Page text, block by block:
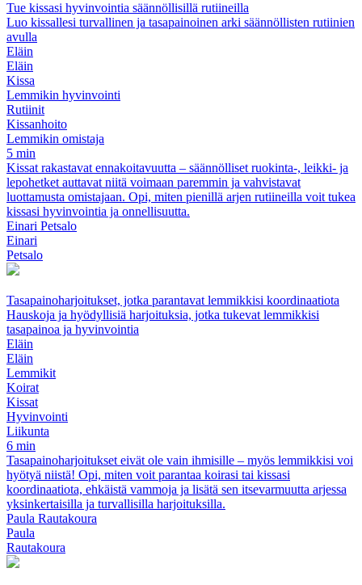
Tue kissasi hyvinvointia säännöllisillä rutiineilla
Luo kissallesi turvallinen ja tasapainoinen arki säännöllisten rutiinien
avulla
Eläin
Eläin
Kissa
Lemmikin hyvinvointi
Rutiinit
Kissanhoito
Lemmikin omistaja
5 min
Kissat rakastavat ennakoitavuutta – säännölliset ruokinta-, leikki- ja
lepohetket auttavat niitä voimaan paremmin ja vahvistavat
luottamusta omistajaan. Opi, miten pienillä arjen rutiineilla voit tukea
kissasi hyvinvointia ja onnellisuutta.
Einari Petsalo
Einari
Petsalo
Tasapainoharjoitukset, jotka parantavat lemmikkisi koordinaatiota
Hauskoja ja hyödyllisiä harjoituksia, jotka tukevat lemmikkisi
tasapainoa ja hyvinvointia
Eläin
Eläin
Lemmikit
Koirat
Kissat
Hyvinvointi
Liikunta
6 min
Tasapainoharjoitukset eivät ole vain ihmisille – myös lemmikkisi voi
hyötyä niistä! Opi, miten voit parantaa koirasi tai kissasi
koordinaatiota, ehkäistä vammoja ja lisätä sen itsevarmuutta arjessa
yksinkertaisilla ja turvallisilla harjoituksilla.
Paula Rautakoura
Paula
Rautakoura